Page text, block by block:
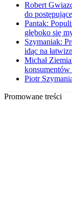
Robert
do
Pantak:
głęboko się
Szymaniak:
idąc na
Michał
konsumentów
Piotr
Promowane treści